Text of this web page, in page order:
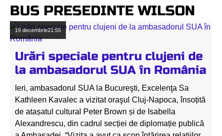
BUS PRESEDINTE WILSON
19 decembrie21:55
Urări speciale pentru clujeni de
la ambasadorul SUA în România
Ieri, ambasadorul SUA la Bucureşti, Excelenţa Sa
Kathleen Kavalec a vizitat oraşul Cluj-Napoca, însoțită
de atașatul cultural Peter Brown și de Isabella
Alexandrescu, din cadrul secției de diplomație publică